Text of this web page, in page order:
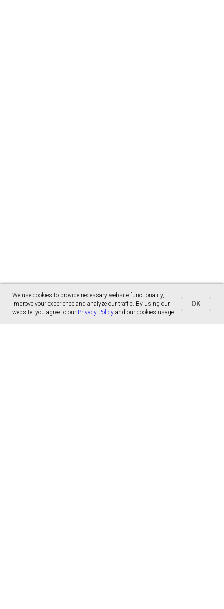
We use cookies to provide necessary website functionality,
improve your experience and analyze our traffic. By using our
website, you agree to our Privacy Policy and our cookies usage.
OK